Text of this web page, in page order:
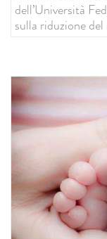
dell’Università
sulla riduzione